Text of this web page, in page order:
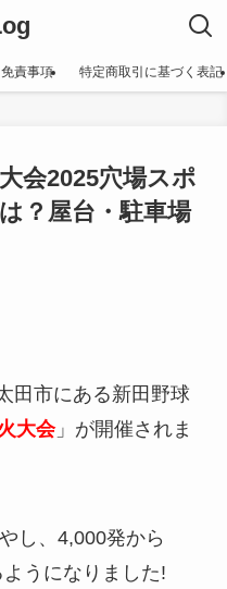
責事項 特定商取引に基づく表記
会2025穴場スポ
？屋台・駐車場
田市にある新田野球
大会」が開催されま
し、4,000発から
うになりました!